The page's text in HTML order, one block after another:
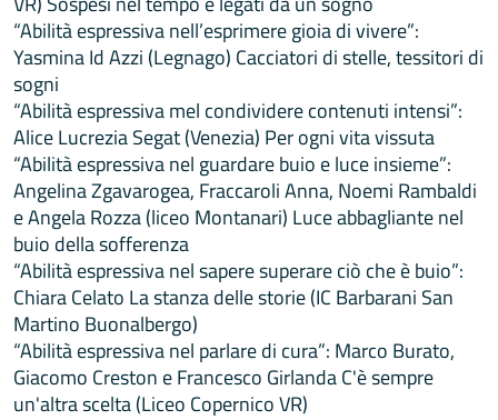
“Abilità espressiva nell’esprimere gioia di vivere”:
Yasmina Id Azzi (Legnago) Cacciatori di stelle, tessitori di
sogni
“Abilità espressiva mel condividere contenuti intensi”:
Alice Lucrezia Segat (Venezia) Per ogni vita vissuta
“Abilità espressiva nel guardare buio e luce insieme”:
Angelina Zgavarogea, Fraccaroli Anna, Noemi Rambaldi
e Angela Rozza (liceo Montanari) Luce abbagliante nel
buio della sofferenza
“Abilità espressiva nel sapere superare ciò che è buio”:
Chiara Celato La stanza delle storie (IC Barbarani San
Martino Buonalbergo)
“Abilità espressiva nel parlare di cura”: Marco Burato,
Giacomo Creston e Francesco Girlanda C'è sempre
un'altra scelta (Liceo Copernico VR)